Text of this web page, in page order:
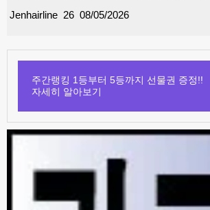
26
Jenhairline 08/05/2026
주간랭킹 1등부터 5등까지 선물권 증정!!
자세히 알아보기